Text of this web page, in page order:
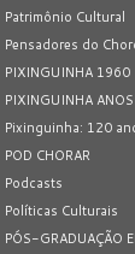
Patrimônio Cultural
Pensadores do
PIXINGUINHA 1960
PIXINGUINHA
Pixinguinha: 120
POD CHORAR
Podcasts
Políticas Culturais
PÓS-GRADUAÇÃO